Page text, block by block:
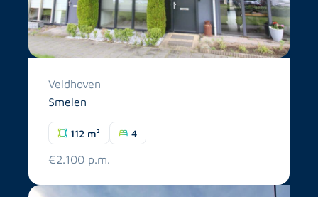
Veldhoven
Smelen
112 m² 4
€2.100 p.m.